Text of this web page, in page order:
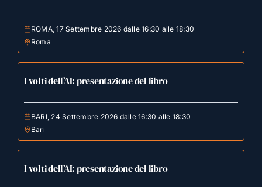
ROMA, 17 Settembre 2026 dalle 16:30 alle 18:30
Roma
I volti dell’AI: presentazione del libro
BARI, 24 Settembre 2026 dalle 16:30 alle 18:30
Bari
I volti dell’AI: presentazione del libro